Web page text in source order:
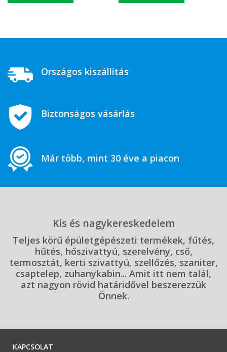
Országos kiszállítás
Biztonságos vásárlás
Már több, mint 30 éve a piacon
Kis és nagykereskedelem
Teljes körű épületgépészeti termékek, fűtés,
hűtés, hőszivattyú, szerelvény, cső,
termosztát, kerti szivattyú, szellőzés, szaniter,
csaptelep, zuhanykabin... Amit itt nem talál,
azt nagyon rövid határidővel beszerezzük
Önnek.
KAPCSOLAT